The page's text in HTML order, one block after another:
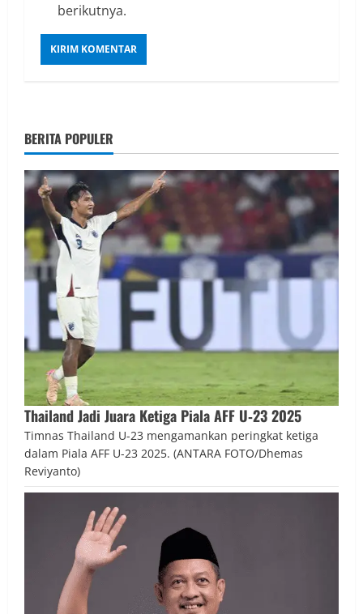
berikutnya.
BERITA POPULER
Thailand Jadi Juara Ketiga Piala AFF U‑23 2025
Timnas Thailand U-23 mengamankan peringkat ketiga
dalam Piala AFF U-23 2025. (ANTARA FOTO/Dhemas
Reviyanto)